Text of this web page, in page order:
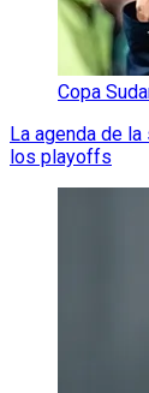
Copa
La agenda de la
los playoffs